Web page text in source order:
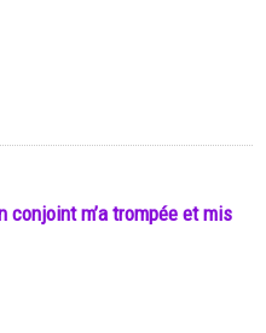
conjoint m’a trompée et mis